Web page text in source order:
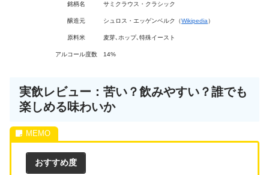
銘柄名 サミクラウス・クラシック
醸造元 シュロス・エッゲンベルク（Wikipedia）
原料米 麦芽､ホップ､特殊イースト
アルコール度数 14%
実飲レビュー：苦い？飲みやすい？誰でも
楽しめる味わいか
おすすめ度